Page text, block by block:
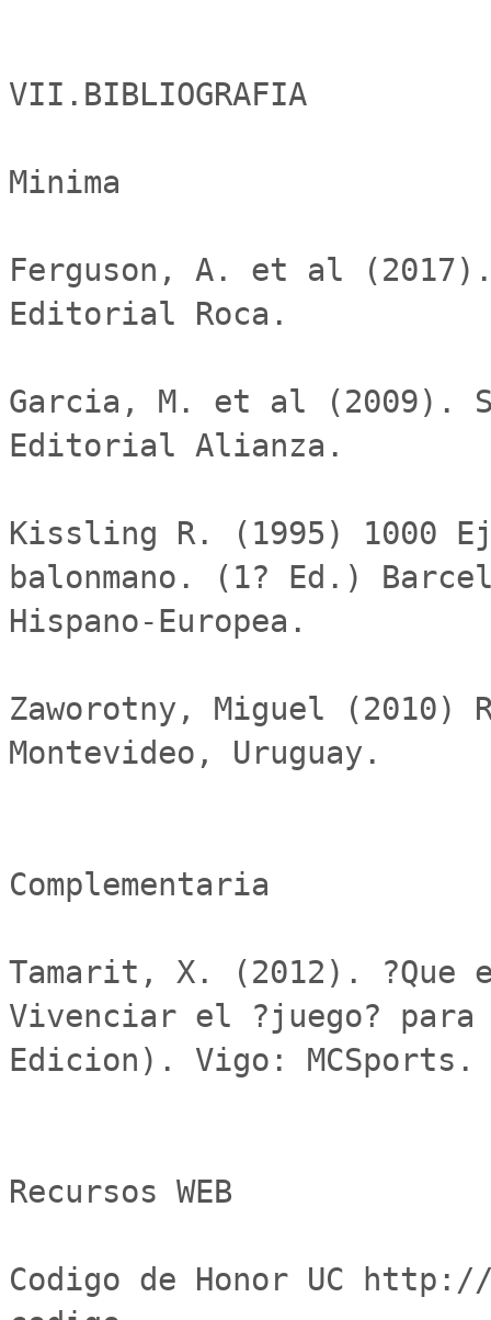
VII.BIBLIOGRAFIA
Minima
Ferguson, A. et al
Editorial Roca.
Garcia, M. et al (2009).
Editorial Alianza.
Kissling R. (1995) 1000
balonmano. (1? Ed.)
Hispano-Europea.
Zaworotny, Miguel
Montevideo, Uruguay.
Complementaria
Tamarit, X. (2012). ?Que
Vivenciar el ?juego?
Edicion). Vigo: MCSports.
Recursos WEB
Codigo de Honor UC